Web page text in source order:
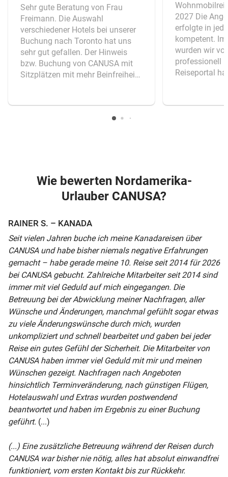
Sehr gute Beratung von Frau
Freimann. Die Auswahl
verschiedener Hotels bei unserer
Buchung nach Toronto hat uns
sehr gut gefallen. Der Hinweis
bzw. Buchung von CANUSA mit
Sitzplätzen mit mehr Beinfreiheit
Aufpreis sind ein sehr guter
Service. Wichtige Informationen
Kundenberaterin.
2027 Die
erfolgte in
kompetent.
wurden wir
professionell
Reiseportal
und online
Wie bewerten Nordamerika-
Urlauber CANUSA?
RAINER S. – KANADA
Seit vielen Jahren buche ich meine Kanadareisen über
CANUSA und habe bisher niemals negative Erfahrungen
gemacht – habe gerade meine 10. Reise seit 2014 für 2026
bei CANUSA gebucht. Zahlreiche Mitarbeiter seit 2014 sind
immer mit viel Geduld auf mich eingegangen. Die
Betreuung bei der Abwicklung meiner Nachfragen, aller
Wünsche und Änderungen, manchmal gefühlt sogar etwas
zu viele Änderungswünsche durch mich, wurden
unkompliziert und schnell bearbeitet und gaben bei jeder
Reise ein gutes Gefühl der Sicherheit. Die Mitarbeiter von
CANUSA haben immer viel Geduld mit mir und meinen
Wünschen gezeigt. Nachfragen nach Angeboten
hinsichtlich Terminveränderung, nach günstigen Flügen,
Hotelauswahl und Extras wurden postwendend
beantwortet und haben im Ergebnis zu einer Buchung
geführt. (...)
(...) Eine zusätzliche Betreuung während der Reisen durch
CANUSA war bisher nie nötig, alles hat absolut einwandfrei
funktioniert, vom ersten Kontakt bis zur Rückkehr.